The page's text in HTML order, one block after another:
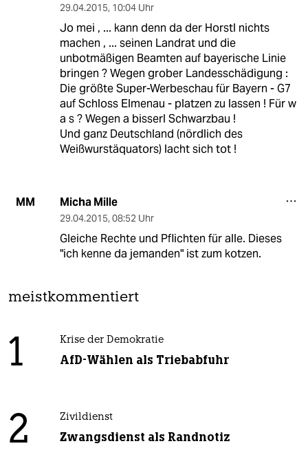
29.04.2015, 10:04 Uhr
Jo mei , ... kann denn da der Horstl nichts
machen , ... seinen Landrat und die
unbotmäßigen Beamten auf bayerische Linie
bringen ? Wegen grober Landesschädigung :
Die größte Super-Werbeschau für Bayern - G7
auf Schloss Elmenau - platzen zu lassen ! Für w
a s ? Wegen a bisserl Schwarzbau !
Und ganz Deutschland (nördlich des
Weißwurstäquators) lacht sich tot !
MM Micha Mille
29.04.2015, 08:52 Uhr
Gleiche Rechte und Pflichten für alle. Dieses
"ich kenne da jemanden" ist zum kotzen.
meistkommentiert
1 Krise der Demokratie
AfD-Wählen als Triebabfuhr
2 Zivildienst
Zwangsdienst als Randnotiz